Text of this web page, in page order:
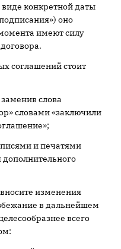
виде конкретной даты
оно
имеют силу
соглашений стоит
слова
словами «заключили
и печатями
дополнительного
изменения
в дальнейшем
всего